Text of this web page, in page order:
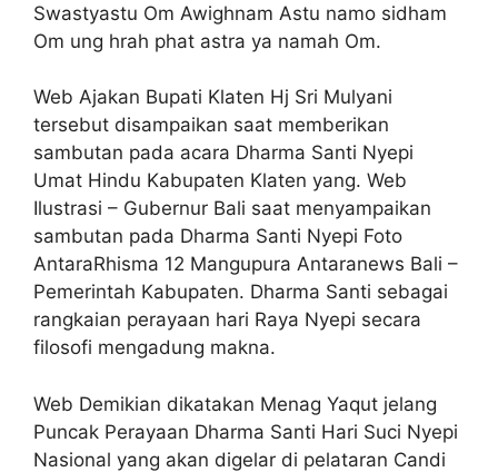
Swastyastu Om Awighnam Astu namo sidham
Om ung hrah phat astra ya namah Om.
Web Ajakan Bupati Klaten Hj Sri Mulyani
tersebut disampaikan saat memberikan
sambutan pada acara Dharma Santi Nyepi
Umat Hindu Kabupaten Klaten yang. Web
Ilustrasi – Gubernur Bali saat menyampaikan
sambutan pada Dharma Santi Nyepi Foto
AntaraRhisma 12 Mangupura Antaranews Bali –
Pemerintah Kabupaten. Dharma Santi sebagai
rangkaian perayaan hari Raya Nyepi secara
filosofi mengadung makna.
Web Demikian dikatakan Menag Yaqut jelang
Puncak Perayaan Dharma Santi Hari Suci Nyepi
Nasional yang akan digelar di pelataran Candi